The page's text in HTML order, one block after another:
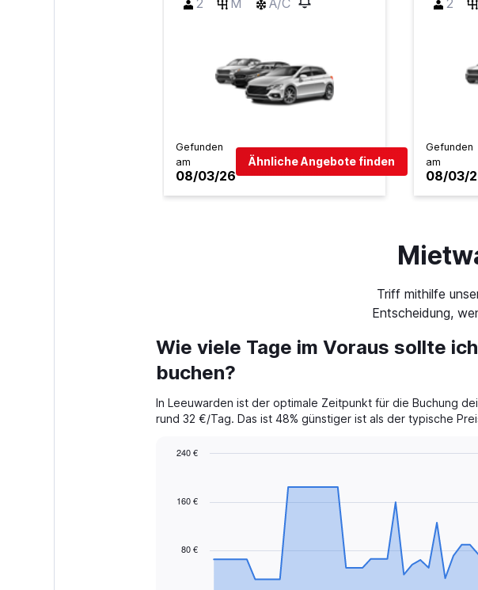
2
M A/C
Gefunden
am
08/03/26
Ähnliche Angebote finden
2
Gefunden
am
08/03/
Triff mithilfe
Entscheidung,
Wie viele Tage im Voraus sollte
buchen?
In Leeuwarden ist der optimale Zeitpunkt für die Buchung
rund 32 €/Tag. Das ist 48% günstiger ist als der typische
data
The
80 €
160 €
240 €